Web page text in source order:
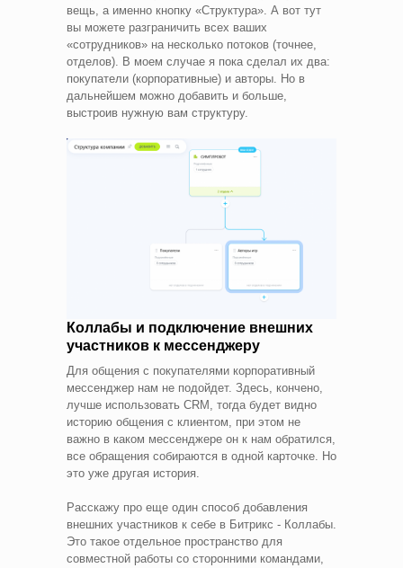
вещь, а именно кнопку «Структура». А вот тут
вы можете разграничить всех ваших
«сотрудников» на несколько потоков (точнее,
отделов). В моем случае я пока сделал их два:
покупатели (корпоративные) и авторы. Но в
дальнейшем можно добавить и больше,
выстроив нужную вам структуру.
Коллабы и подключение внешних
участников к мессенджеру
Для общения с покупателями корпоративный
мессенджер нам не подойдет. Здесь, кончено,
лучше использовать CRM, тогда будет видно
историю общения с клиентом, при этом не
важно в каком мессенджере он к нам обратился,
все обращения собираются в одной карточке. Но
это уже другая история.
Расскажу про еще один способ добавления
внешних участников к себе в Битрикс - Коллабы.
Это такое отдельное пространство для
совместной работы со сторонними командами,